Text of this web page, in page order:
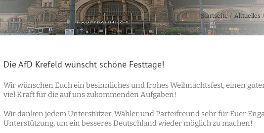
Startseite Aktuelles
Die AfD Krefeld wünscht schöne Festtage!
Wir wünschen Euch ein besinnliches und frohes Weihnachtsfest, einen
viel Kraft für die auf uns zukommenden Aufgaben!
Wir danken jedem Unterstützer, Wähler und Parteifreund sehr für Euer
Unterstützung, um ein besseres Deutschland wieder möglich zu machen!